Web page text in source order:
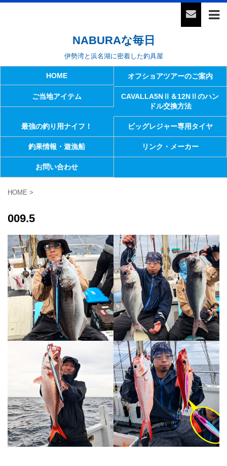
NABURAな毎日
伊勢湾と浜名湖に密着した釣具屋
HOME オフショアツアーのご案内
ご当地アイテム
CAVALLA5NⅡ＆12NⅡのハン
ドル交換方法
最強の釣り用ナイフ！ ビッグレジャー専用タイヤ
釣果情報・遊漁船 リンク・メーカー
お問い合わせ
HOME >
009.5